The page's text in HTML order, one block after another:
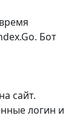
Бот
сайт.
логин и